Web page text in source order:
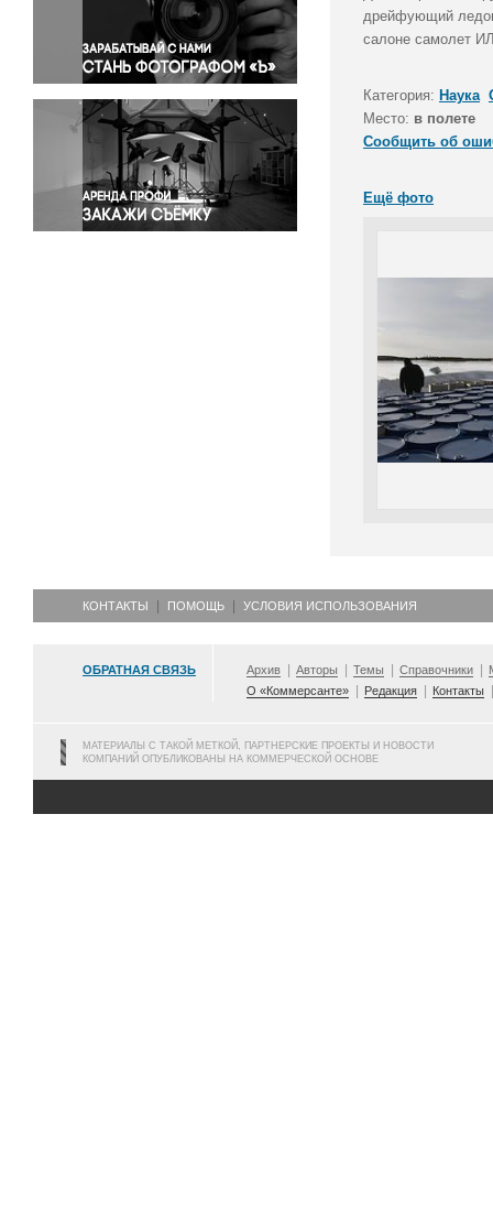
Правосудие
Происшествия и конфликты
Религия
Светская жизнь
Спорт
Экология
Экономика и бизнес
дрейфующий
салоне самолет
Категория: Наука
Место: в полете
Сообщить об
Ещё фото
КОНТАКТЫ ПОМОЩЬ УСЛОВИЯ ИСПОЛЬЗОВАНИЯ
ОБРАТНАЯ СВЯЗЬ Архив Авторы Темы Справочники
О «Коммерсанте»
Редакция Контакты
МАТЕРИАЛЫ С ТАКОЙ МЕТКОЙ, ПАРТНЕРСКИЕ ПРОЕКТЫ И НОВОСТИ
КОМПАНИЙ ОПУБЛИКОВАНЫ НА КОММЕРЧЕСКОЙ ОСНОВЕ